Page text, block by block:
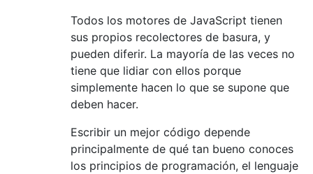
Todos los motores de JavaScript tienen
sus propios recolectores de basura, y
pueden diferir. La mayoría de las veces no
tiene que lidiar con ellos porque
simplemente hacen lo que se supone que
deben hacer.
Escribir un mejor código depende
principalmente de qué tan bueno conoces
los principios de programación, el lenguaje